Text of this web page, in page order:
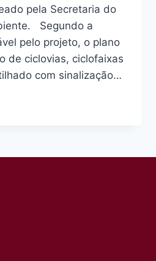
pela Secretaria do
Segundo a
pelo projeto, o plano
de ciclovias, ciclofaixas
com sinalização…